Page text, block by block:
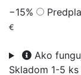
−15%
€
Ako
Skladom 1-5 ks